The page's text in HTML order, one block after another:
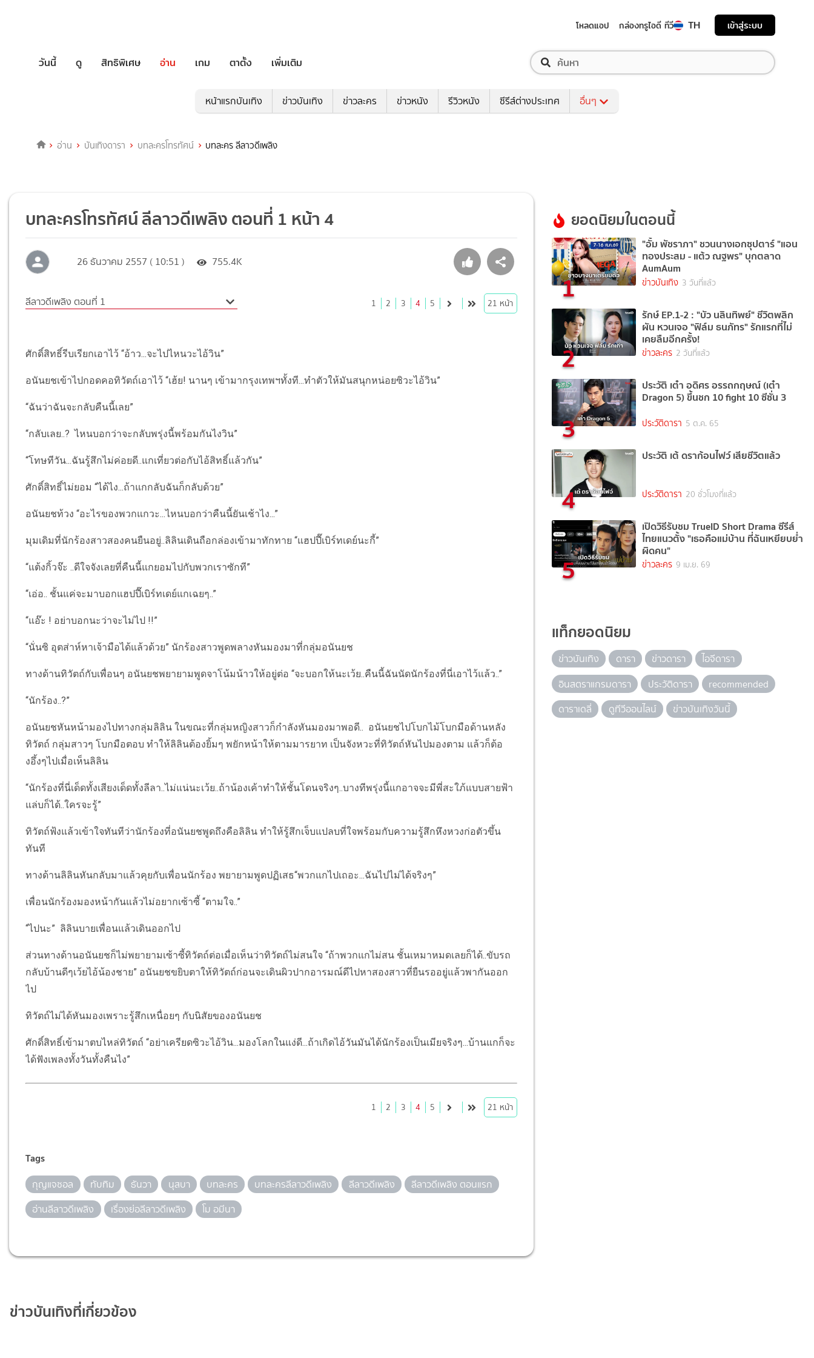
โหลดแอป กล่องทรูไอดี ทีวี TH เข้าสู่ระบบ
วันนี้ ดู สิทธิพิเศษ อ่าน เกม ตาตั้ง เพิ่มเติม
หน้าแรกบันเทิง ข่าวบันเทิง ข่าวละคร ข่าวหนัง รีวิวหนัง ซีรีส์ต่างประเทศ อื่นๆ
อ่าน บันเทิงดารา บทละครโทรทัศน์ บทละคร ลีลาวดีเพลิง
บทละครโทรทัศน์ ลีลาวดีเพลิง ตอนที่ 1 หน้า 4
26 ธันวาคม 2557 ( 10:51 ) 755.4K
ลีลาวดีเพลิง ตอนที่ 1 1 2 3 4 5 21 หน้า
ศักดิ์สิทธิ์รีบเรียกเอาไว้ “อ้าว...จะไปไหนวะไอ้วิน”
อนันยชเข้าไปกอดคอทิวัตถ์เอาไว้ “เฮ้ย! นานๆ เข้ามากรุงเทพฯทั้งที...ทำตัวให้มันสนุกหน่อยซิวะไอ้วิน”
“ฉันว่าฉันจะกลับคืนนี้เลย”
“กลับเลย..? ไหนบอกว่าจะกลับพรุ่งนี้พร้อมกันไงวิน”
“โทษทีวัน...ฉันรู้สึกไม่ค่อยดี..แกเที่ยวต่อกับไอ้สิทธิ์แล้วกัน”
ศักดิ์สิทธิ์ไม่ยอม “ได้ไง...ถ้าแกกลับฉันก็กลับด้วย”
อนันยชท้วง “อะไรของพวกแกวะ...ไหนบอกว่าคืนนี้ยันเช้าไง...”
มุมเดิมที่นักร้องสาวสองคนยืนอยู่..ลิลินเดินถือกล่องเข้ามาทักทาย “แฮปปี๊เบิร์ทเดย์นะกี้”
“แต้งกิ้วจ๊ะ ..ดีใจจังเลยที่คืนนี้แกยอมไปกับพวกเราซักที”
“เอ่อ.. ชั้นแค่จะมาบอกแฮปปี๊เบิร์ทเดย์แกเฉยๆ..”
“แอ๊ะ ! อย่าบอกนะว่าจะไม่ไป !!”
“นั่นซิ อุตส่าห์หาเจ้ามือได้แล้วด้วย” นักร้องสาวพูดพลางหันมองมาที่กลุ่มอนันยช
ทางด้านทิวัตถ์กับเพื่อนๆ อนันยชพยายามพูดจาโน้มน้าวให้อยู่ต่อ “จะบอกให้นะเว้ย..คืนนี้ฉันนัดนักร้องที่นี่เอาไว้แล้ว..”
“นักร้อง..?”
อนันยชหันหน้ามองไปทางกลุ่มลิลิน ในขณะที่กลุ่มหญิงสาวก็กำลังหันมองมาพอดี.. อนันยชไปโบกไม้โบกมือด้านหลัง
ทิวัตถ์ กลุ่มสาวๆ โบกมือตอบ ทำให้ลิลินต้องยิ้มๆ พยักหน้าให้ตามมารยาท เป็นจังหวะที่ทิวัตถ์หันไปมองตาม แล้วก็ต้อ
งอึ้งๆไปเมื่อเห็นลิลิน
“นักร้องที่นี่เด็ดทั้งเสียงเด็ดทั้งลีลา..ไม่แน่นะเว้ย..ถ้าน้องเค้าทำให้ชั้นโดนจริงๆ..บางทีพรุ่งนี้แกอาจจะมีพี่สะใภ้แบบสายฟ้า
แล่บก็ได้..ใครจะรู้”
ทิวัตถ์ฟ้งแล้วเข้าใจทันทีว่านักร้องที่อนันยชพูดถึงคือลิลิน ทำให้รู้สึกเจ็บแปลบที่ใจพร้อมกับความรู้สึกหึงหวงก่อตัวขึ้น
ทันที
ทางด้านลิลินหันกลับมาแล้วคุยกับเพื่อนนักร้อง พยายามพูดปฏิเสธ“พวกแกไปเถอะ...ฉันไปไม่ได้จริงๆ”
เพื่อนนักร้องมองหน้ากันแล้วไม่อยากเซ้าซี้ “ตามใจ..”
“ไปนะ” ลิลินบายเพื่อนแล้วเดินออกไป
ส่วนทางด้านอนันยชก็ไม่พยายามเซ้าซี้ทิวัตถ์ต่อเมื่อเห็นว่าทิวัตถ์ไม่สนใจ “ถ้าพวกแกไม่สน ชั้นเหมาหมดเลยก็ได้..ขับรถ
กลับบ้านดีๆเว้ยไอ้น้องชาย” อนันยชขยิบตาให้ทิวัตถ์ก่อนจะเดินผิวปากอารมณ์ดีไปหาสองสาวที่ยืนรออยู่แล้วพากันออก
ไป
ทิวัตถ์ไม่ได้หันมองเพราะรู้สึกเหนื่อยๆ กับนิสัยของอนันยช
ศักดิ์สิทธิ์เข้ามาตบไหล่ทิวัตถ์ “อย่าเครียดซิวะไอ้วิน...มองโลกในแง่ดี...ถ้าเกิดไอ้วันมันได้นักร้องเป็นเมียจริงๆ...บ้านแกก็จะ
ได้ฟังเพลงทั้งวันทั้งคืนไง”
1 2 3 4 5 21 หน้า
Tags
กุญแจซอล ทับทิม ธันวา นุสบา บทละคร บทละครลีลาวดีเพลิง ลีลาวดีเพลิง
ลีลาวดีเพลิง ตอนแรก
อ่านลีลาวดีเพลิง
เรื่องย่อลีลาวดีเพลิง โม อมีนา
ยอดนิยมในตอนนี้
1
"อั้ม พัชราภา" ชวนนางเอกซุปตาร์ "แอน
ทองประสม - แต้ว ณฐพร" บุกตลาด
AumAum
ข่าวบันเทิง 3 วันที่แล้ว
2
รักษ์ EP.1-2 : "บัว นลินทิพย์" ชีวิตพลิก
ผัน หวนเจอ "ฟิล์ม ธนภัทร" รักแรกที่ไม่
เคยลืมอีกครั้ง!
ข่าวละคร 2 วันที่แล้ว
3
ประวัติ เต๋า อดิศร อรรถกฤษณ์ (เต๋า
Dragon 5) ขึ้นชก 10 fight 10 ซีซั่น 3
ประวัติดารา 5 ต.ค. 65
4
ประวัติ เต้ ดราก้อนไฟว์ เสียชีวิตแล้ว
ประวัติดารา 20 ชั่วโมงที่แล้ว
5
เปิดวิธีรับชม TrueID Short Drama ซีรีส์
ไทยแนวตั้ง "เธอคือแม่บ้าน ที่ฉันเหยียบย่ำ
ผิดคน"
ข่าวละคร 9 เม.ย. 69
แท็กยอดนิยม
ข่าวบันเทิง ดารา ข่าวดารา
ไอจีดารา
อินสตราแกรมดารา
ประวัติดารา
recommended
ดาราเดลี่
ดูทีวีออนไลน์ ข่าวบันเทิงวันนี้
ข่าวบันเทิงที่เกี่ยวข้อง